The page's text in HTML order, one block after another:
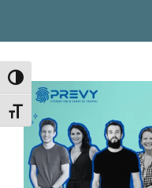
Passer en contraste
Changer la taille de la